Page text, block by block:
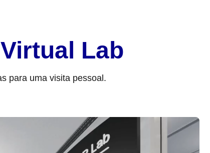
Virtual Lab
para uma visita pessoal.